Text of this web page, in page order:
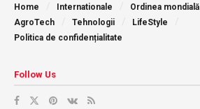
Home Internationale Ordinea mondială
AgroTech
Tehnologii
LifeStyle
Politica de confidențialitate
Follow Us